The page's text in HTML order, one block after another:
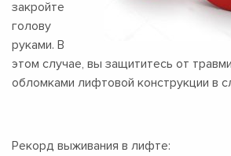
закройте
голову
руками. В
этом случае, вы защититесь от
обломками лифтовой конструкции в
Рекорд выживания в лифте: